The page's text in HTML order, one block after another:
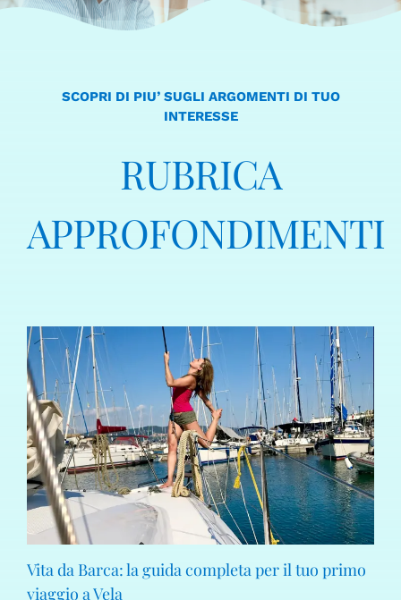
SCOPRI DI PIU’ SUGLI ARGOMENTI DI TUO
INTERESSE
RUBRICA
APPROFONDIMENTI
Vita da Barca: la guida completa per il tuo primo
viaggio a Vela